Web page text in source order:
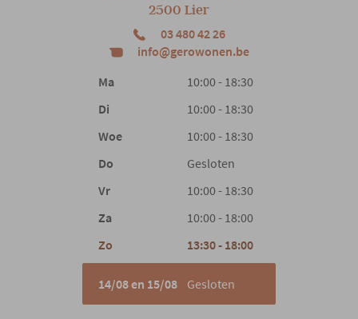
2500 Lier
03 480 42 26
info@gerowonen.be
Ma
10:00 - 18:30
Di
10:00 - 18:30
Woe
10:00 - 18:30
Do
Gesloten
Vr
10:00 - 18:30
Za
10:00 - 18:00
Zo
13:30 - 18:00
14/08 en 15/08 Gesloten